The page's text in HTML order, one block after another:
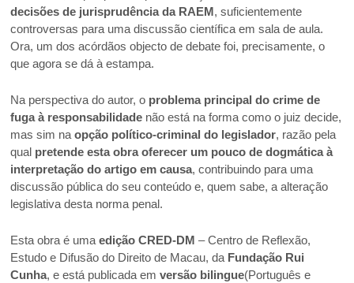
decisões de jurisprudência da RAEM, suficientemente
controversas para uma discussão científica em sala de aula.
Ora, um dos acórdãos objecto de debate foi, precisamente, o
que agora se dá à estampa.
Na perspectiva do autor, o problema principal do crime de
fuga à responsabilidade não está na forma como o juiz decide,
mas sim naopção político-criminal do legislador, razão pela
qual pretende esta obra oferecer um pouco de dogmática à
interpretação do artigo em causa, contribuindo para uma
discussão pública do seu conteúdo e, quem sabe, a alteração
legislativa desta norma penal.
Esta obra é umaedição CRED-DM – Centro de Reflexão,
Estudo e Difusão do Direito de Macau, da Fundação Rui
Cunha, e está publicada emversão bilingue(Português e